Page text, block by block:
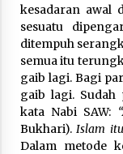
kesadaran awal
sesuatu
ditempuh
semua itu
gaib lagi. Bagi
gaib lagi. Sudah
kata Nabi SAW:
Bukhari).Islam
Dalam metode